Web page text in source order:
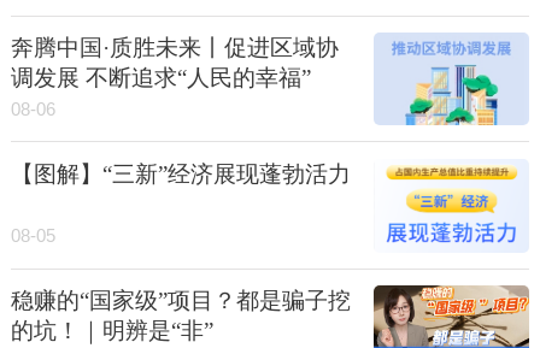
奔腾中国·质胜未来丨促进区域协
调发展 不断追求“人民的幸福”
08-06
【图解】“三新”经济展现蓬勃活力
08-05
稳赚的“国家级”项目？都是骗子挖
的坑！｜明辨是“非”